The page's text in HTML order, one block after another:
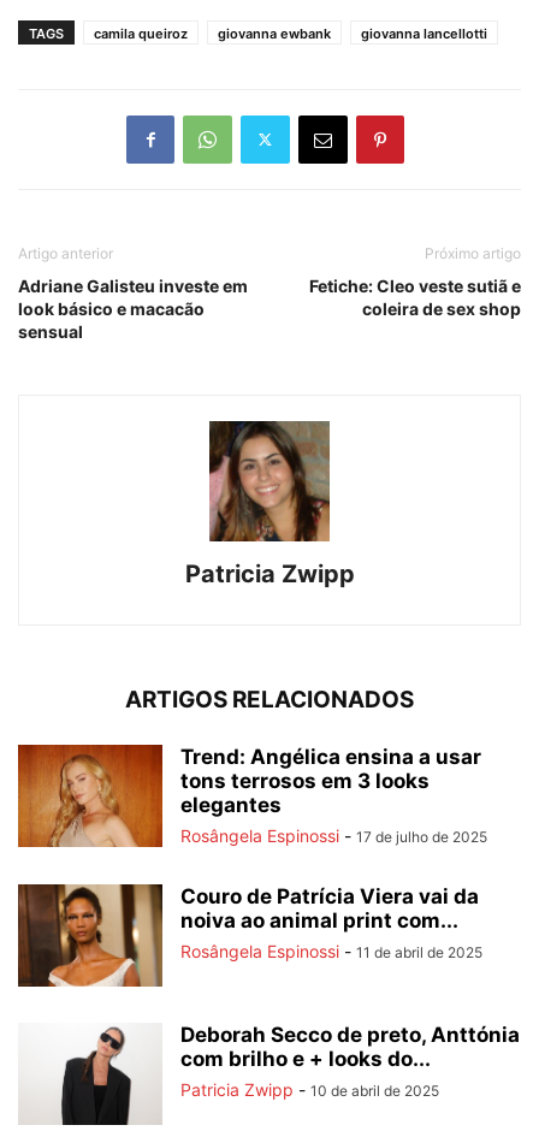
TAGS camila queiroz giovanna ewbank giovanna lancellotti
Artigo anterior
Adriane Galisteu investe em
look básico e macacão
sensual
Próximo artigo
Fetiche: Cleo veste sutiã e
coleira de sex shop
Patricia Zwipp
ARTIGOS RELACIONADOS
Trend: Angélica ensina a usar
tons terrosos em 3 looks
elegantes
Rosângela Espinossi - 17 de julho de 2025
Couro de Patrícia Viera vai da
noiva ao animal print com...
Rosângela Espinossi - 11 de abril de 2025
Deborah Secco de preto, Anttónia
com brilho e + looks do...
Patricia Zwipp - 10 de abril de 2025